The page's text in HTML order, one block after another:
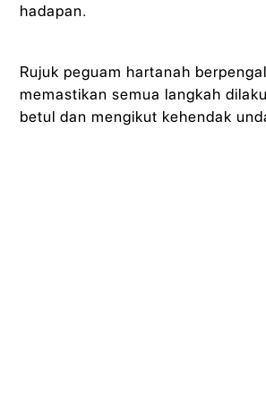
hadapan.
Rujuk peguam hartanah
memastikan semua langkah
betul dan mengikut kehendak